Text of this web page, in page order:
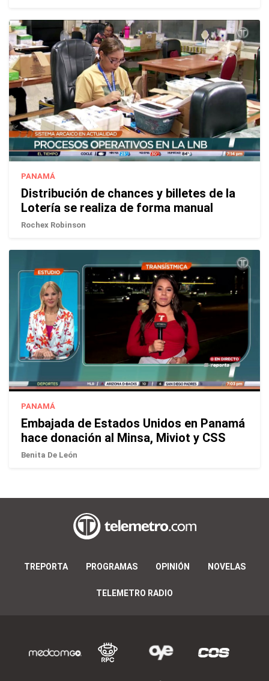
PANAMÁ
Distribución de chances y billetes de la
Lotería se realiza de forma manual
Rochex Robinson
PANAMÁ
Embajada de Estados Unidos en Panamá
hace donación al Minsa, Miviot y CSS
Benita De León
TREPORTA PROGRAMAS OPINIÓN NOVELAS
TELEMETRO RADIO